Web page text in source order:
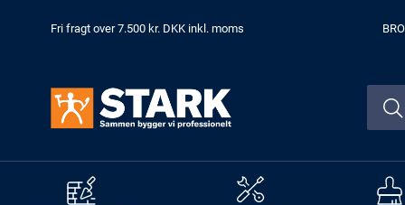
Fri fragt over 7.500 kr. DKK inkl. moms